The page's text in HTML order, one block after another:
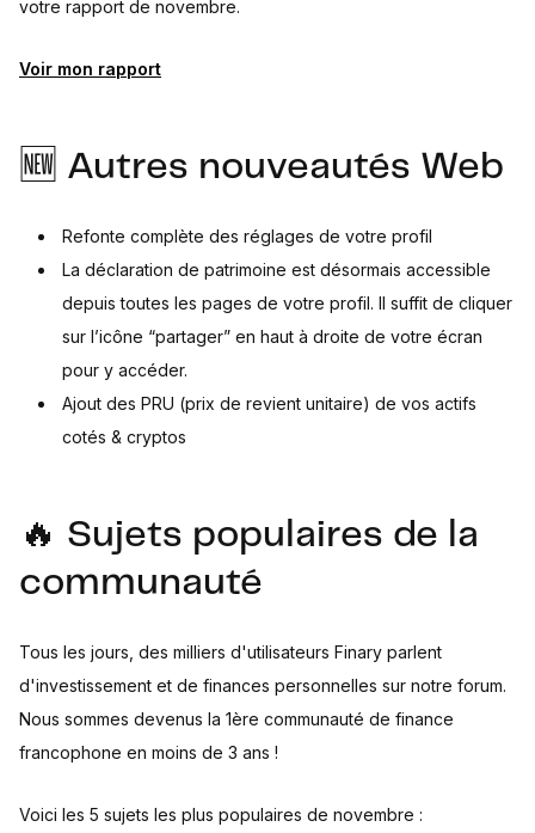
votre rapport de novembre.
Voir mon rapport
🆕 Autres nouveautés Web
Refonte complète des réglages de votre profil
La déclaration de patrimoine est désormais accessible
depuis toutes les pages de votre profil. Il suffit de cliquer
sur l’icône “partager” en haut à droite de votre écran
pour y accéder.
Ajout des PRU (prix de revient unitaire) de vos actifs
cotés & cryptos
🔥 Sujets populaires de la
communauté
Tous les jours, des milliers d'utilisateurs Finary parlent
d'investissement et de finances personnelles sur notre forum.
Nous sommes devenus la 1ère communauté de finance
francophone en moins de 3 ans !
Voici les 5 sujets les plus populaires de novembre :